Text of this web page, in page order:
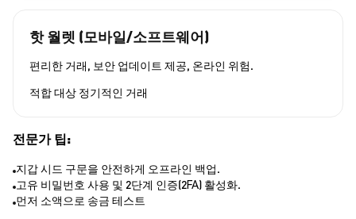
핫 월렛 (모바일/소프트웨어)
편리한 거래, 보안 업데이트 제공, 온라인 위험.
적합 대상 정기적인 거래
전문가 팁:
지갑 시드 구문을 안전하게 오프라인 백업.
고유 비밀번호 사용 및 2단계 인증(2FA) 활성화.
먼저 소액으로 송금 테스트